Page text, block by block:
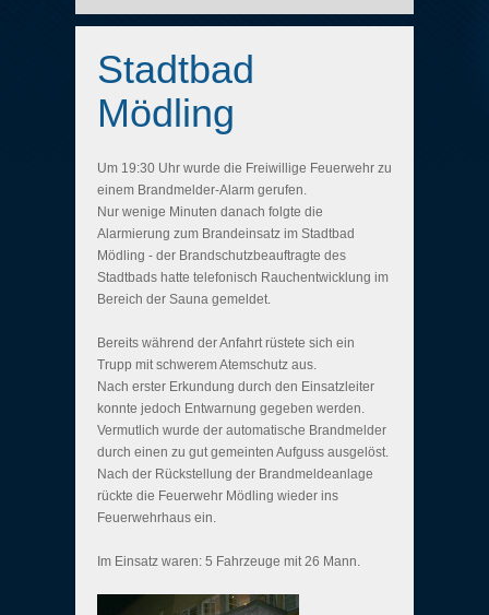
Stadtbad
Mödling
Um 19:30 Uhr wurde die Freiwillige Feuerwehr zu
einem Brandmelder-Alarm gerufen.
Nur wenige Minuten danach folgte die
Alarmierung zum Brandeinsatz im Stadtbad
Mödling - der Brandschutzbeauftragte des
Stadtbads hatte telefonisch Rauchentwicklung im
Bereich der Sauna gemeldet.
Bereits während der Anfahrt rüstete sich ein
Trupp mit schwerem Atemschutz aus.
Nach erster Erkundung durch den Einsatzleiter
konnte jedoch Entwarnung gegeben werden.
Vermutlich wurde der automatische Brandmelder
durch einen zu gut gemeinten Aufguss ausgelöst.
Nach der Rückstellung der Brandmeldeanlage
rückte die Feuerwehr Mödling wieder ins
Feuerwehrhaus ein.
Im Einsatz waren: 5 Fahrzeuge mit 26 Mann.